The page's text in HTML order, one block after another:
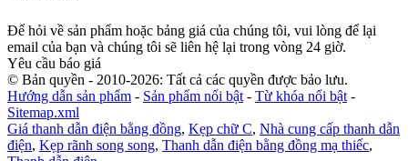
Để hỏi về sản phẩm hoặc bảng giá của chúng tôi, vui lòng để lại
email của bạn và chúng tôi sẽ liên hệ lại trong vòng 24 giờ.
Yêu cầu báo giá
© Bản quyền - 2010-2026: Tất cả các quyền được bảo lưu.
Hướng dẫn sản phẩm - Sản phẩm nổi bật - Từ khóa nổi bật -
Sitemap.xml
Giá thanh dẫn điện bằng đồng, Kẹp chữ C, Nhà cung cấp thanh dẫn
điện, Kẹp rãnh song song, Thanh dẫn điện bằng đồng mạ thiếc,